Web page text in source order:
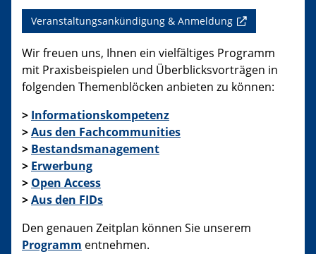
Veranstaltungsankündigung & Anmeldung
Wir freuen uns, Ihnen ein vielfältiges Programm
mit Praxisbeispielen und Überblicksvorträgen in
folgenden Themenblöcken anbieten zu können:
> Informationskompetenz
>Aus den Fachcommunities
> Bestandsmanagement
> Erwerbung
> Open Access
>Aus den FIDs
Den genauen Zeitplan können Sie unserem
Programm entnehmen.